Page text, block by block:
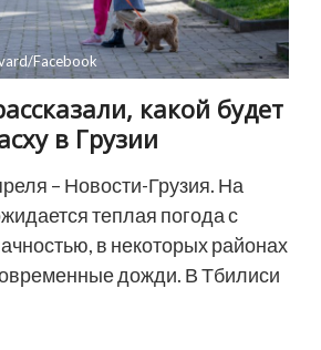
Facebook
какой будет
в Грузии
– Новости-Грузия. На
теплая погода с
в некоторых районах
дожди. В Тбилиси